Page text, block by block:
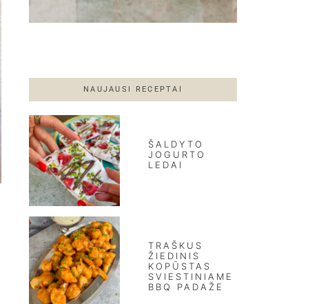
NAUJAUSI RECEPTAI
ŠALDYTO
JOGURTO
LEDAI
TRAŠKUS
ŽIEDINIS
KOPŪSTAS
SVIESTINIAME
BBQ PADAŽE